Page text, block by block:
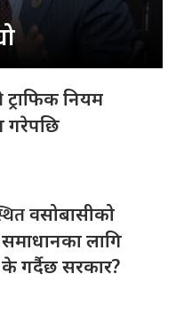
ट्राफिक नियम
गरेपछि
वसोबासीको
लागि
गर्दैछ सरकार?